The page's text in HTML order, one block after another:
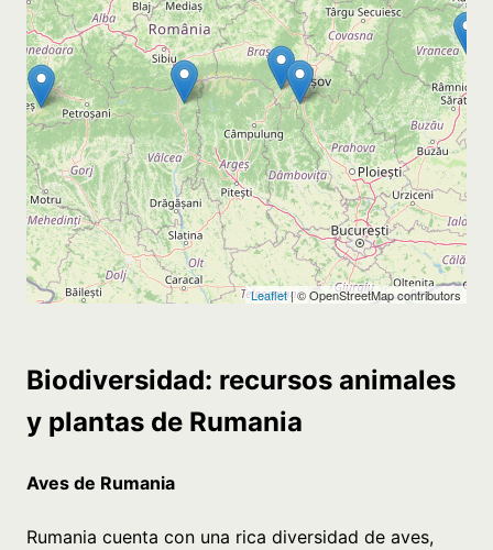
Biodiversidad: recursos animales
y plantas de Rumania
Aves de Rumania
Rumania cuenta con una rica diversidad de aves,